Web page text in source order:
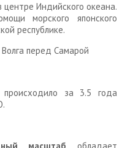
Индийского океана.
морского японского
республике.
перед Самарой
за 3.5 года